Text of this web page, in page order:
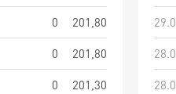
0
201,80
0
201,80
0
201,30